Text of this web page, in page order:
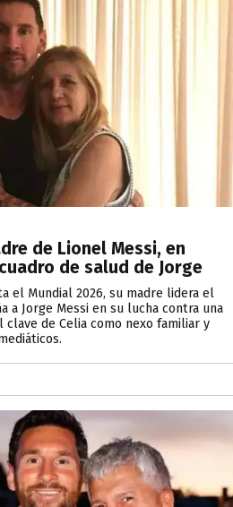
de Lionel Messi, en
de salud de Jorge
el Mundial 2026, su madre lidera el
a Jorge Messi en su lucha contra una
de Celia como nexo familiar y